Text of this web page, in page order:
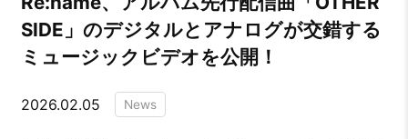
SIDE」のデジタルとアナログが交錯する
ミュージックビデオを公開！
2026.02.05 News